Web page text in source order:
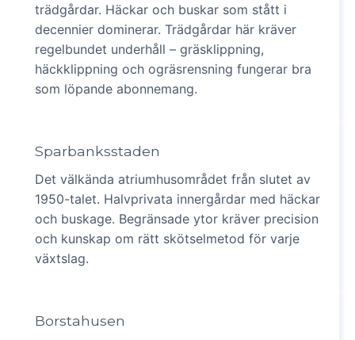
trädgårdar. Häckar och buskar som stått i
decennier dominerar. Trädgårdar här kräver
regelbundet underhåll – gräsklippning,
häckklippning och ogräsrensning fungerar bra
som löpande abonnemang.
Sparbanksstaden
Det välkända atriumhusområdet från slutet av
1950-talet. Halvprivata innergårdar med häckar
och buskage. Begränsade ytor kräver precision
och kunskap om rätt skötselmetod för varje
växtslag.
Borstahusen